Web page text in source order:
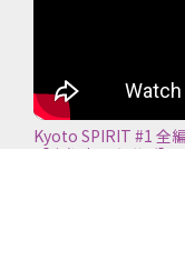
Kyoto SPIRIT #1 全
【京都商工会議所】